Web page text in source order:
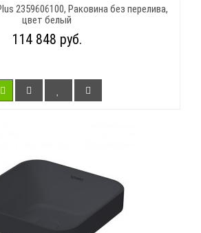
2359606100, Раковина без перелива,
цвет белый
114 848 руб.